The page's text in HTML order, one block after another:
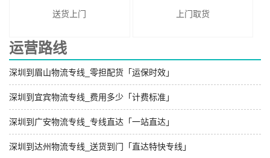
送货上门 上门取货
运营路线
深圳到眉山物流专线_零担配货「运保时效」
深圳到宜宾物流专线_费用多少「计费标准」
深圳到广安物流专线_专线直达「一站直达」
深圳到达州物流专线_送货到门「直达特快专线」